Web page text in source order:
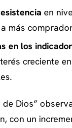
en
más
en los
creciente
de Dios”
con un